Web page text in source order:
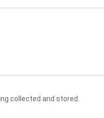
collected and stored.